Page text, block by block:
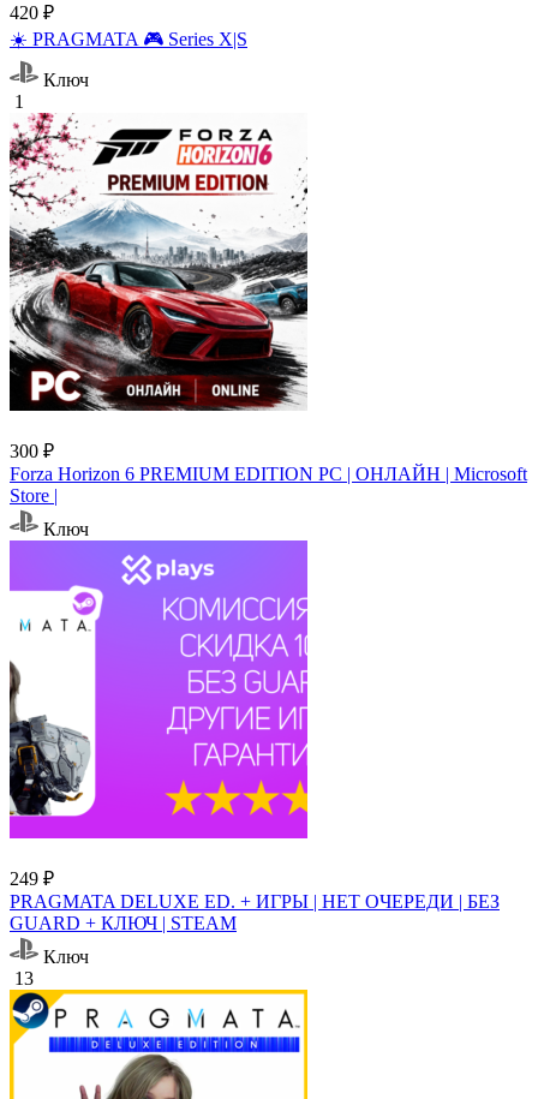
420 ₽
☀️ PRAGMATA 🎮 Series X|S
Ключ
1
300 ₽
Forza Horizon 6 PREMIUM EDITION PC | ОНЛАЙН | Microsoft
Store |
Ключ
249 ₽
PRAGMATA DELUXE ED. + ИГРЫ | НЕТ ОЧЕРЕДИ | БЕЗ
GUARD + КЛЮЧ | STEAM
Ключ
13